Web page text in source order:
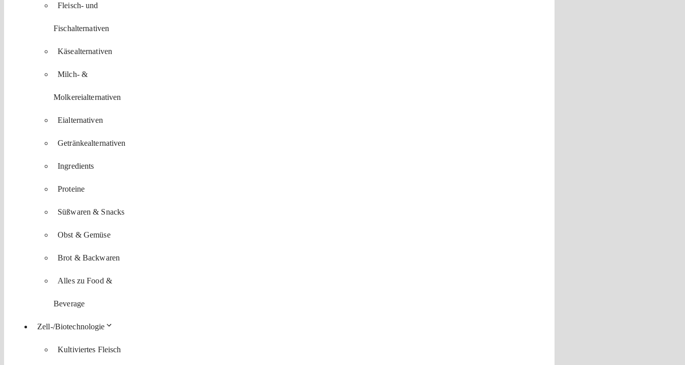
Fleisch- und
Fischalternativen
Käsealternativen
Milch- &
Molkereialternativen
Eialternativen
Getränkealternativen
Ingredients
Proteine
Süßwaren & Snacks
Obst & Gemüse
Brot & Backwaren
Alles zu Food &
Beverage
Zell-/Biotechnologie
Kultiviertes Fleisch